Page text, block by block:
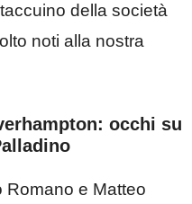
della società
noti alla nostra
occhi su
Romano e Matteo